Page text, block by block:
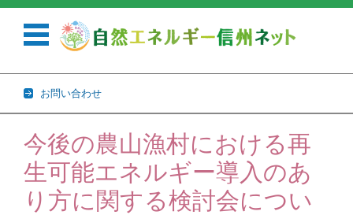
お問い合わせ
コンテンツに移動
今後の農山漁村における再
生可能エネルギー導入のあ
り方に関する検討会につい